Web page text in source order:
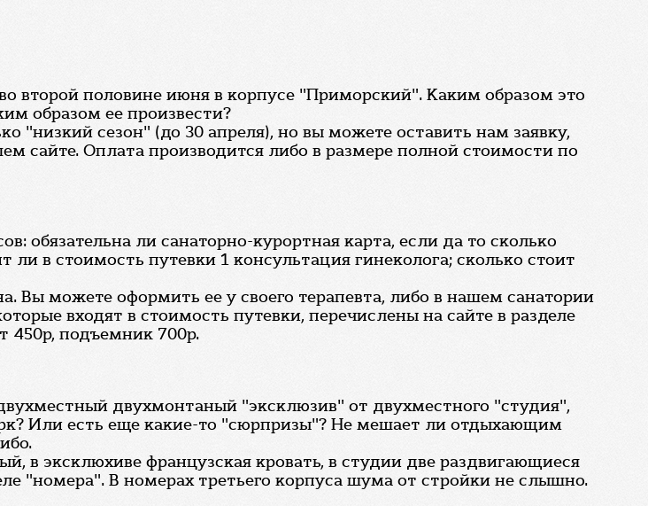
второй половине июня в корпусе "Приморский". Каким образом это
образом ее произвести?
сезон" (до 30 апреля), но вы можете оставить нам заявку,
сайте. Оплата производится либо в размере полной стоимости по
обязательна ли санаторно-курортная карта, если да то сколько
в стоимость путевки 1 консультация гинеколога; сколько стоит
Вы можете оформить ее у своего терапевта, либо в нашем санатории
входят в стоимость путевки, перечислены на сайте в разделе
450р, подъемник 700р.
двухмонтаный "эксклюзив" от двухместного "студия",
Или есть еще какие-то "сюрпризы"? Не мешает ли отдыхающим
в эксклюхиве французская кровать, в студии две раздвигающиеся
"номера". В номерах третьего корпуса шума от стройки не слышно.